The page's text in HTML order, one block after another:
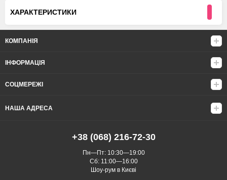
ХАРАКТЕРИСТИКИ
КОМПАНІЯ
ІНФОРМАЦІЯ
СОЦМЕРЕЖІ
НАША АДРЕСА
+38 (068) 216-72-30
Пн—Пт: 10:30—19:00
Сб: 11:00—16:00
Шоу-рум в Києві